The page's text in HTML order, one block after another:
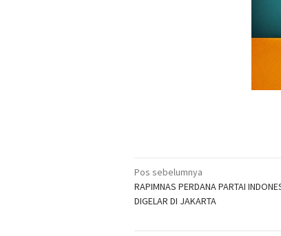
Navigasi
pos
Pos sebelumnya
RAPIMNAS PERDANA PARTAI
DIGELAR DI JAKARTA